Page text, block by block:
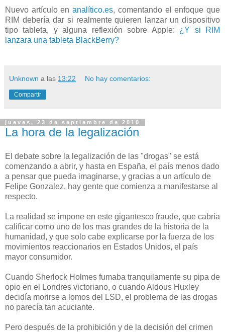
Nuevo artículo enanalítico.es, comentando el enfoque que
RIM debería dar si realmente quieren lanzar un dispositivo
tipo tableta, y alguna reflexión sobre Apple: ¿Y si RIM
lanzara una tableta BlackBerry?
Unknown a las 13:22 No hay comentarios:
Compartir
jueves, 23 de septiembre de 2010
La hora de la legalización
El debate sobre la legalización de las "drogas" se está
comenzando a abrir, y hasta en España, el país menos dado
a pensar que pueda imaginarse, y gracias a un artículo de
Felipe Gonzalez, hay gente que comienza a manifestarse al
respecto.
La realidad se impone en este gigantesco fraude, que cabría
calificar como uno de los mas grandes de la historia de la
humanidad, y que solo cabe explicarse por la fuerza de los
movimientos reaccionarios en Estados Unidos, el país
mayor consumidor.
Cuando Sherlock Holmes fumaba tranquilamente su pipa de
opio en el Londres victoriano, o cuando Aldous Huxley
decidía morirse a lomos del LSD, el problema de las drogas
no parecía tan acuciante.
Pero después de la prohibición y de la decisión del crimen